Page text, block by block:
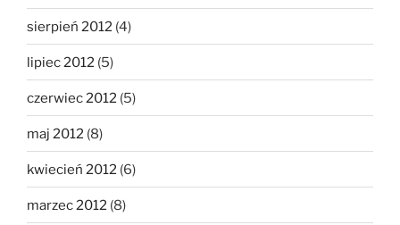
sierpień 2012 (4)
lipiec 2012 (5)
czerwiec 2012 (5)
maj 2012 (8)
kwiecień 2012 (6)
marzec 2012 (8)